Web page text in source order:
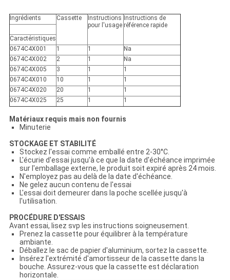
Ingrédients Cassette
Instructions
pour l'usage
Instructions de
référencerapide
Caractéristiques
0674C4X001
1 1
Na
0674C4X002
2 1
Na
0674C4X005
3 1
1
0674C4X010
10 1
1
0674C4X020
20 1
1
0674C4X025
25 1 1
Matériaux requis mais non fournis
Minuterie
STOCKAGE ET STABILITÉ
Stockez l'essai comme emballé entre 2-30°C.
L'écurie d'essai jusqu'à ce que la date d'échéance imprimée
sur l'emballage externe, le produit soit expiré après 24 mois.
N'employez pas au delà de la date d'échéance.
Ne gelez aucun contenu de l'essai
L'essai doit demeurer dans la poche scellée jusqu'à
l'utilisation.
PROCÉDURE D'ESSAIS
Avant essai, lisez svp les instructions soigneusement.
Prenez la cassette pour équilibrer à la température
ambiante.
Déballez le sac de papier d'aluminium, sortez la cassette.
Insérez l'extrémité d'amortisseur de la cassette dans la
bouche. Assurez-vous que la cassette est déclaration
horizontale.